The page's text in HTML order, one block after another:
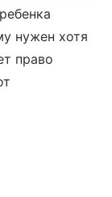
нужен хотя
право